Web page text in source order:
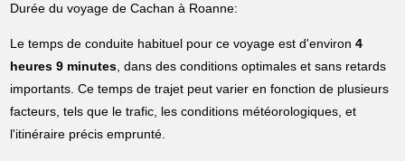
Durée du voyage de Cachan à Roanne:
Le temps de conduite habituel pour ce voyage est d'environ4
heures 9 minutes, dans des conditions optimales et sans retards
importants. Ce temps de trajet peut varier en fonction de plusieurs
facteurs, tels que le trafic, les conditions météorologiques, et
l'itinéraire précis emprunté.